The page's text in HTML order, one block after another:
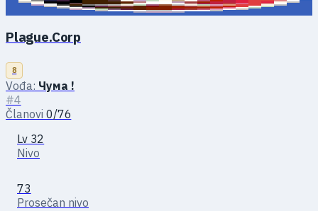
Plague.Corp
8
Vođa: Чума !
#4
Članovi 0/76
Lv 32
Nivo
73
Prosečan nivo